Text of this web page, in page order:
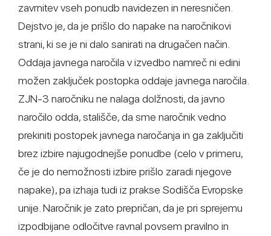
zavrnitev vseh ponudb navidezen in neresničen.
Dejstvo je, da je prišlo do napake na naročnikovi
strani, ki se je ni dalo sanirati na drugačen način.
Oddaja javnega naročila v izvedbo namreč ni edini
možen zaključek postopka oddaje javnega naročila.
ZJN-3 naročniku ne nalaga dolžnosti, da javno
naročilo odda, stališče, da sme naročnik vedno
prekiniti postopek javnega naročanja in ga zaključiti
brez izbire najugodnejše ponudbe (celo v primeru,
če je do nemožnosti izbire prišlo zaradi njegove
napake), pa izhaja tudi iz prakse Sodišča Evropske
unije. Naročnik je zato prepričan, da je pri sprejemu
izpodbijane odločitve ravnal povsem pravilno in